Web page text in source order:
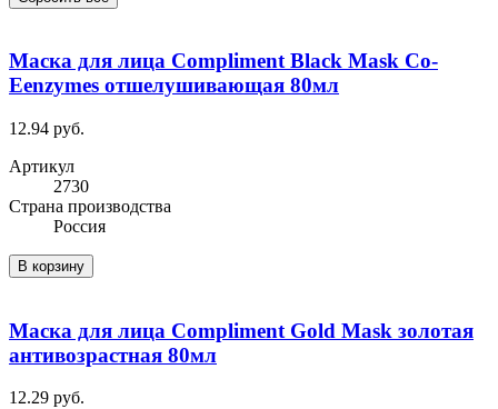
Маска для лица Compliment Black Mask Co-
Eenzymes отшелушивающая 80мл
12.94 руб.
Артикул
2730
Cтрана производства
Россия
В корзину
Маска для лица Compliment Gold Mask золотая
антивозрастная 80мл
12.29 руб.